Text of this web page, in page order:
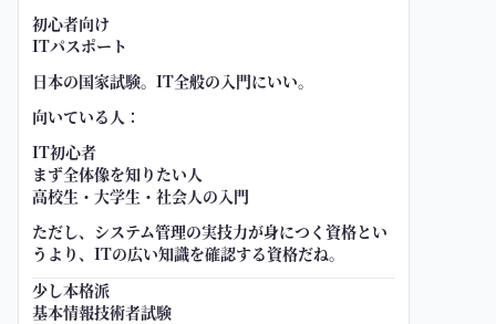
初心者向け
ITパスポート
日本の国家試験。IT全般の入門にいい。
向いている人：
IT初心者
まず全体像を知りたい人
高校生・大学生・社会人の入門
ただし、システム管理の実技力が身につく資格とい
うより、ITの広い知識を確認する資格だね。
少し本格派
基本情報技術者試験